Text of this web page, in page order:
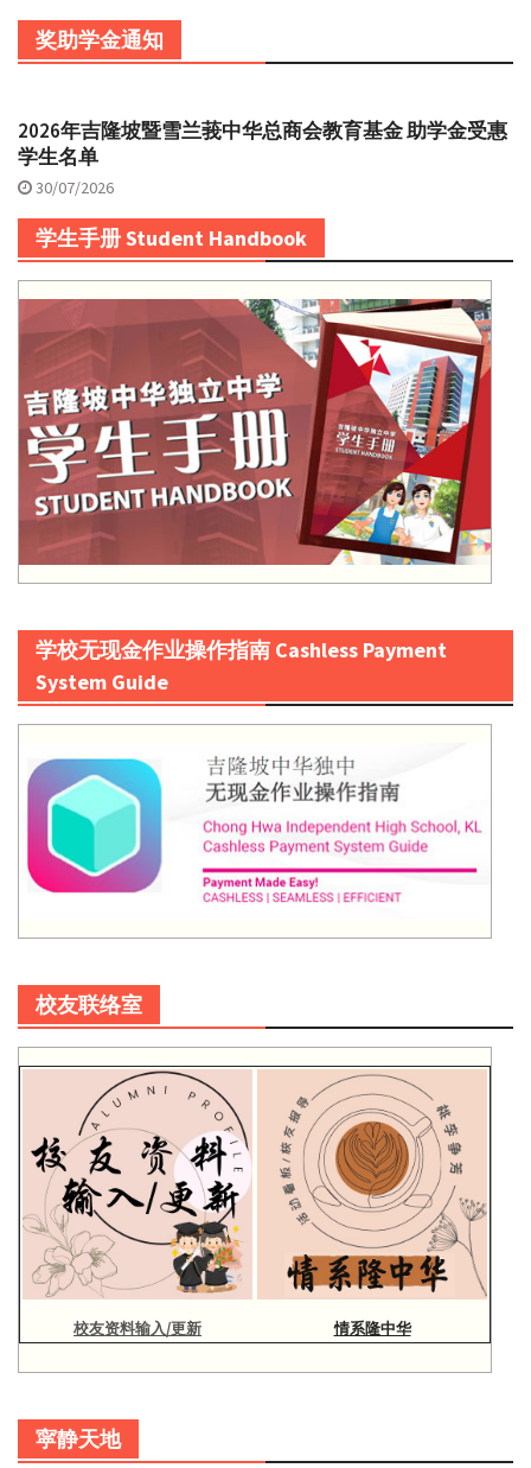
奖助学金通知
2026年吉隆坡暨雪兰莪中华总商会教育基金 助学金受惠
学生名单
30/07/2026
学生手册 Student Handbook
学校无现金作业操作指南 Cashless Payment
System Guide
校友联络室
校友资料输入/更新 情系隆中华
寜静天地